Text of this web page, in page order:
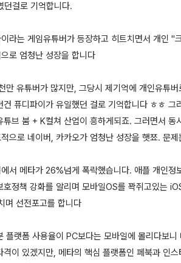
던걸로 기억합니다.
라는 게임유튜버가 등장하고 히트치면서 개인 "
로 엄청난 성장을 합니다
만 유튜버가 많지만, 그당시 제기억에 개인유튜
건 퓨디파이가 유일했던 걸로 기억합니다 ㅎㅎ 그
튜브 붐 + K컬쳐 산업이 흥하게되죠. 그러면서
으로 네이버, 카카오가 엄청난 성장을 햇쬬. 문
서 메타가 26%넘게 폭락했습니다. 애플 개인정
호정책 강화를 알리며 모바일OS를 꽉쥐고있는
며 선전포고를 합니다
플랫폼 사용율이 PC보다는 모바일에 몰리다보
격이 있겠지만, 메타의 핵심 플랫폼인 페북과 인